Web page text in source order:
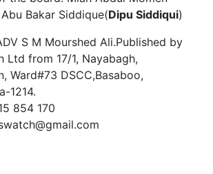
Bakar Siddique(Dipu Siddiqui)
S M Mourshed Ali.Published by
Ltd from 17/1, Nayabagh,
Ward#73 DSCC,Basaboo,
1214.
854 170